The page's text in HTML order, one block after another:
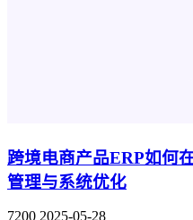
跨境电商产品ERP如何
管理与系统优化
7200 2025-05-28